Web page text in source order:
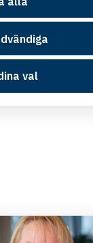
val